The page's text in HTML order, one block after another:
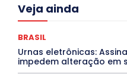
Veja ainda
Acre
Congressuanas &
Covid-19
Cultura e Tal
DESTAQUE BRASIL
BRASIL
Urnas eletrônicas:
impedem alteração em